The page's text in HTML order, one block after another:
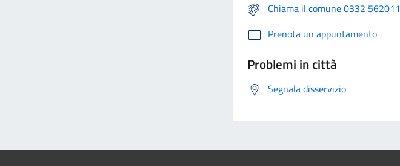
Chiama il comune 0332 562011
Prenota un appuntamento
Problemi in città
Segnala disservizio